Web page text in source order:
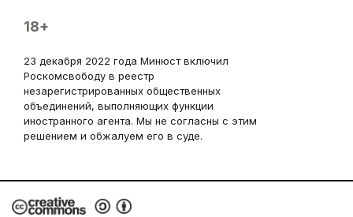
18+
23 декабря 2022 года Минюст включил
Роскомсвободу в реестр
незарегистрированных общественных
объединений, выполняющих функции
иностранного агента. Мы не согласны с этим
решением и обжалуем его в суде.